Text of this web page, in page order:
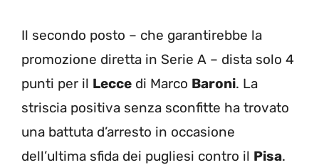
Il secondo posto – che garantirebbe la
promozione diretta in Serie A – dista solo 4
punti per il Lecce di Marco Baroni. La
striscia positiva senza sconfitte ha trovato
una battuta d’arresto in occasione
dell’ultima sfida dei pugliesi contro il Pisa.